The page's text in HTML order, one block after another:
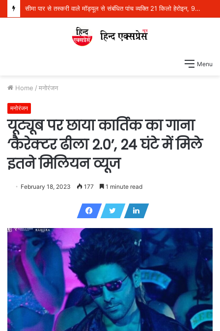
सीमा पार से तस्करी वाले मॉड्यूल से संबंधित पांच व्यक्ति 21 किलो हेरोइन, 970 ग्राम आईसीई और एक पिस्तौल सहित गिरफ्तार
Menu
Home / मनोरंजन
मनोरंजन
यूट्यूब पर छाया कार्तिक का गाना
‘कैरेक्टर ढीला 2.0’, 24 घंटे में मिले
इतने मिलियन व्यूज
February 18, 2023 177 1 minute read